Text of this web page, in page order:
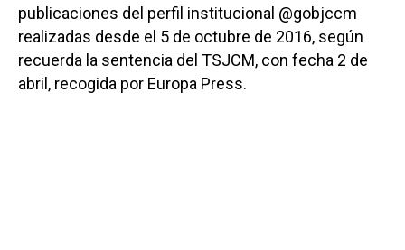
publicaciones del perfil institucional @gobjccm
realizadas desde el 5 de octubre de 2016, según
recuerda la sentencia del TSJCM, con fecha 2 de
abril, recogida por Europa Press.